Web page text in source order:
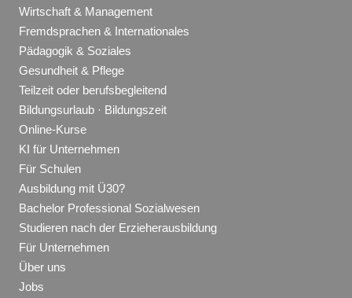
Wirtschaft & Management
Fremdsprachen & Internationales
Pädagogik & Soziales
Gesundheit & Pflege
Teilzeit oder berufsbegleitend
Bildungsurlaub · Bildungszeit
Online-Kurse
KI für Unternehmen
Für Schulen
Ausbildung mit Ü30?
Bachelor Professional Sozialwesen
Studieren nach der Erzieherausbildung
Für Unternehmen
Über uns
Jobs